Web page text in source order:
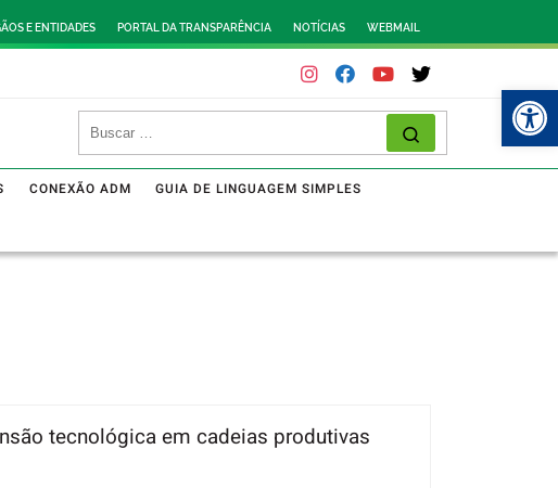
E ENTIDADES PORTAL DA TRANSPARÊNCIA NOTÍCIAS WEBMAIL
CONEXÃO ADM GUIA DE LINGUAGEM SIMPLES
tecnológica em cadeias produtivas